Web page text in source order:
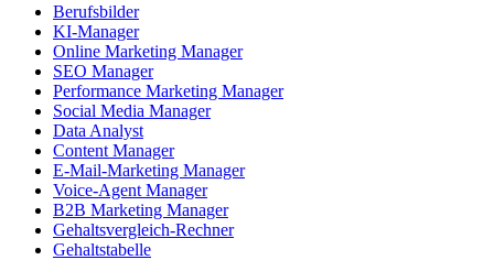
Berufsbilder
KI-Manager
Online Marketing Manager
SEO Manager
Performance Marketing Manager
Social Media Manager
Data Analyst
Content Manager
E-Mail-Marketing Manager
Voice-Agent Manager
B2B Marketing Manager
Gehaltsvergleich-Rechner
Gehaltstabelle